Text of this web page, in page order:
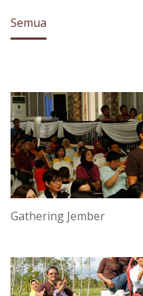
Semua
Gathering Jember